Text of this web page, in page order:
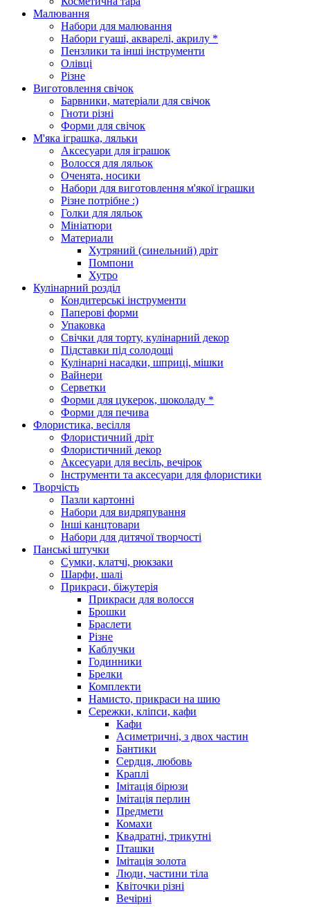
Малювання
Набори для малювання
Набори гуаші, акварелі, акрилу *
Пензлики та інші інструменти
Олівці
Різне
Виготовлення свічок
Барвники, матеріали для свічок
Гноти різні
Форми для свічок
М'яка іграшка, ляльки
Аксесуари для іграшок
Волосся для ляльок
Оченята, носики
Набори для виготовлення м'якої іграшки
Різне потрібне :)
Голки для ляльок
Мініатюри
Материали
Хутряний (синельний) дріт
Помпони
Хутро
Кулінарний розділ
Кондитерські інструменти
Паперові форми
Упаковка
Свічки для торту, кулінарний декор
Підставки під солодощі
Кулінарні насадки, шприці, мішки
Вайнери
Серветки
Форми для цукерок, шоколаду *
Форми для печива
Флористика, весілля
Флористичний дріт
Флористичний декор
Аксесуари для весіль, вечірок
Інструменти та аксесуари для флористики
Творчість
Пазли картонні
Набори для видряпування
Інші канцтовари
Набори для дитячої творчості
Панські штучки
Сумки, клатчі, рюкзаки
Шарфи, шалі
Прикраси, біжутерія
Прикраси для волосся
Брошки
Браслети
Різне
Каблучки
Годинники
Брелки
Комплекти
Намисто, прикраси на шию
Сережки, кліпси, кафи
Кафи
Асиметричні, з двох частин
Бантики
Сердця, любовь
Краплі
Імітація бірюзи
Імітація перлин
Предмети
Комахи
Квадратні, трикутні
Пташки
Імітація золота
Люди, частини тіла
Квіточки різні
Вечірні